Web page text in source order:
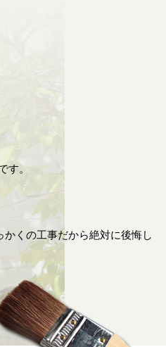
す。
くの工事だから絶対に後悔し